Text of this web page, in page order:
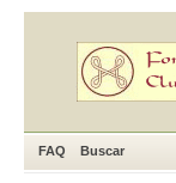
FAQ Buscar